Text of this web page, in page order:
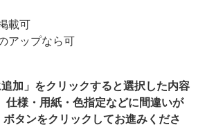
載可
アップなら可
加」をクリックすると選択した内容
仕様・用紙・色指定などに間違いが
タンをクリックしてお進みくださ